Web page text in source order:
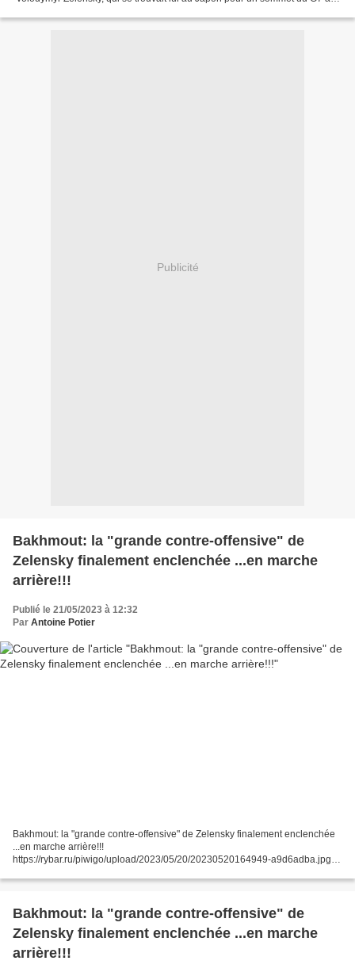
Publicité
Bakhmout: la "grande contre-offensive" de
Zelensky finalement enclenchée ...en marche
arrière!!!
Publié le 21/05/2023 à 12:32
Par Antoine Potier
Bakhmout: la "grande contre-offensive" de Zelensky finalement enclenchée
...en marche arrière!!!
https://rybar.ru/piwigo/upload/2023/05/20/20230520164949-a9d6adba.jpg
ville, les...
Bakhmout: la "grande contre-offensive" de
Zelensky finalement enclenchée ...en marche
arrière!!!